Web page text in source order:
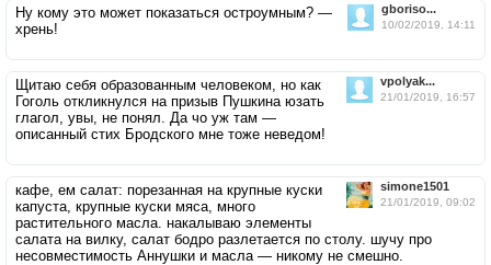
gboriso...
10/02/2019, 14:11
Ну кому это может показаться остроумным? —
хрень!
vpolyak...
21/01/2019, 16:57
Щитаю себя образованным человеком, но как
Гоголь откликнулся на призыв Пушкина юзать
глагол, увы, не понял. Да чо уж там —
описанный стих Бродского мне тоже неведом!
simone1501
21/01/2019, 09:02
кафе, ем салат: порезанная на крупные куски
капуста, крупные куски мяса, много
растительного масла. накалываю элементы
салата на вилку, салат бодро разлетается по столу. шучу про
несовместимость Аннушки и масла — никому не смешно.